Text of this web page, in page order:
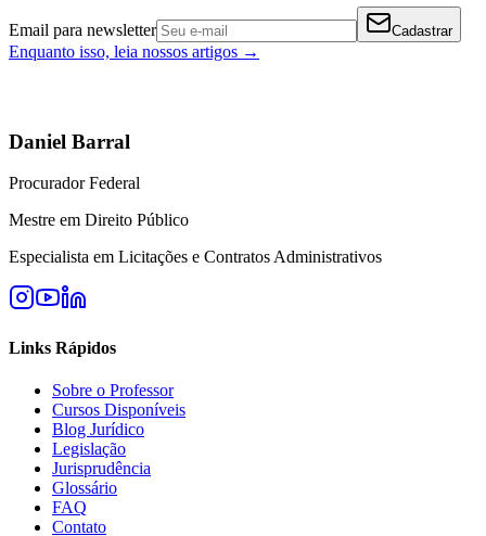
Email para newsletter Cadastrar
Enquanto isso, leia nossos artigos →
Daniel Barral
Procurador Federal
Mestre em Direito Público
Especialista em Licitações e Contratos Administrativos
Links Rápidos
Sobre o Professor
Cursos Disponíveis
Blog Jurídico
Legislação
Jurisprudência
Glossário
FAQ
Contato